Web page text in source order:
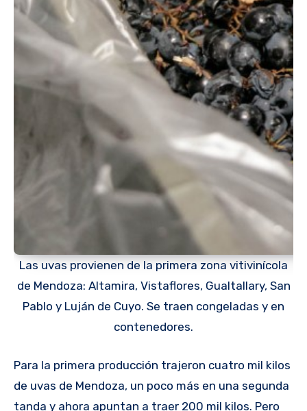
Las uvas provienen de la primera zona vitivinícola
de Mendoza: Altamira, Vistaflores, Gualtallary, San
Pablo y Luján de Cuyo. Se traen congeladas y en
contenedores.
Para la primera producción trajeron cuatro mil kilos
de uvas de Mendoza, un poco más en una segunda
tanda y ahora apuntan a traer 200 mil kilos. Pero